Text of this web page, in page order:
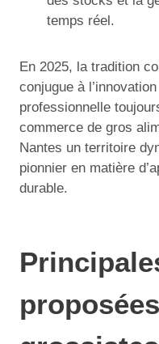
temps réel.
En 2025, la tradition
conjugue à
professionnelle
commerce de gros
Nantes un territoire
pionnier en matière
durable.